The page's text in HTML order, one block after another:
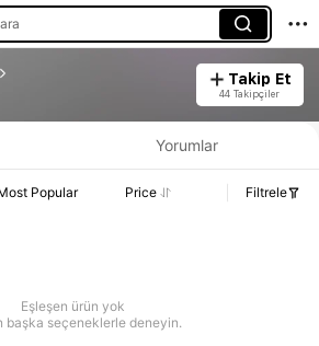
Takip Et
44 Takipçiler
Yorumlar
Popular Price Filtrele
Eşleşen ürün yok
başka seçeneklerle deneyin.